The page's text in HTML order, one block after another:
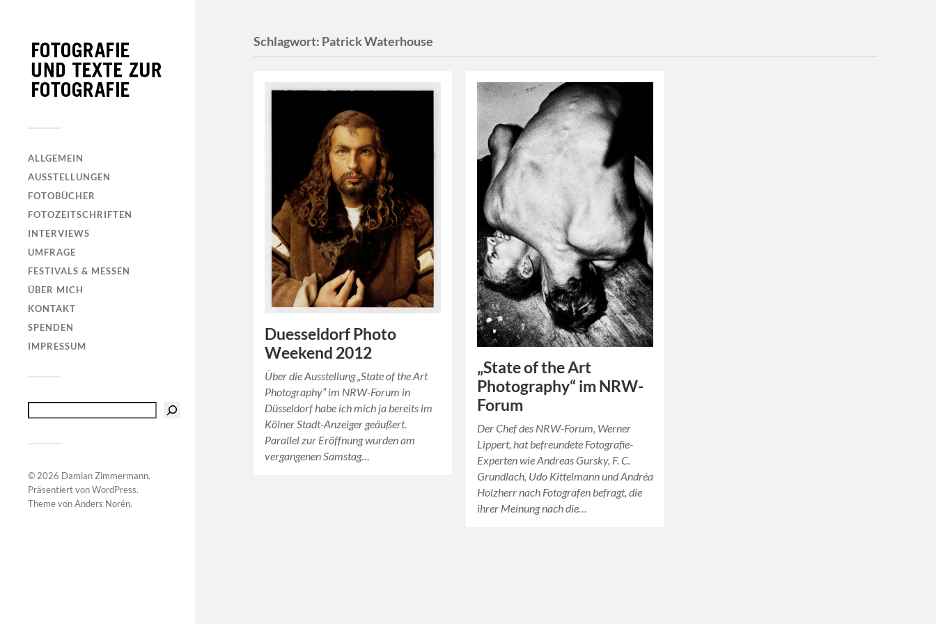
ALLGEMEIN
AUSSTELLUNGEN
FOTOBÜCHER
FOTOZEITSCHRIFTEN
INTERVIEWS
UMFRAGE
FESTIVALS & MESSEN
ÜBER MICH
KONTAKT
SPENDEN
IMPRESSUM
© 2026 Damian Zimmermann.
Präsentiert vonWordPress.
Theme vonAnders Norén.
Schlagwort: Patrick Waterhouse
Duesseldorf Photo
Weekend 2012
Über die Ausstellung „State of the Art
Photography“ im NRW-Forum in
Düsseldorf habe ich mich ja bereits im
Kölner Stadt-Anzeiger geäußert.
Parallel zur Eröffnung wurden am
vergangenen Samstag…
„State of the Art
Photography“ im NRW-
Forum
Der Chef des NRW-Forum, Werner
Lippert, hat befreundete Fotografie-
Experten wie Andreas Gursky, F. C.
Grundlach, Udo Kittelmann und Andréa
Holzherr nach Fotografen befragt, die
ihrer Meinung nach die…